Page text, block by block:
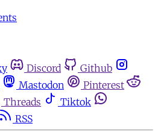
Discord
Github
Mastodon
Pinterest
Threads
Tiktok
RSS